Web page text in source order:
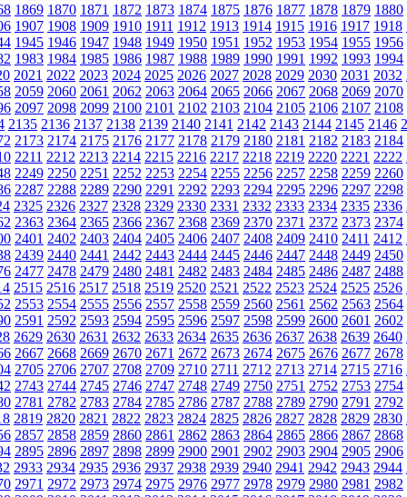
1869 1870 1871 1872 1873 1874 1875 1876 1877 1878 1879 1880
1907 1908 1909 1910 1911 1912 1913 1914 1915 1916 1917 1918
1945 1946 1947 1948 1949 1950 1951 1952 1953 1954 1955 1956
1983 1984 1985 1986 1987 1988 1989 1990 1991 1992 1993 1994
2021 2022 2023 2024 2025 2026 2027 2028 2029 2030 2031 2032
2059 2060 2061 2062 2063 2064 2065 2066 2067 2068 2069 2070
2097 2098 2099 2100 2101 2102 2103 2104 2105 2106 2107 2108
2135 2136 2137 2138 2139 2140 2141 2142 2143 2144 2145 2146
2173 2174 2175 2176 2177 2178 2179 2180 2181 2182 2183 2184
2211 2212 2213 2214 2215 2216 2217 2218 2219 2220 2221 2222
2249 2250 2251 2252 2253 2254 2255 2256 2257 2258 2259 2260
2287 2288 2289 2290 2291 2292 2293 2294 2295 2296 2297 2298
2325 2326 2327 2328 2329 2330 2331 2332 2333 2334 2335 2336
2363 2364 2365 2366 2367 2368 2369 2370 2371 2372 2373 2374
2401 2402 2403 2404 2405 2406 2407 2408 2409 2410 2411 2412
2439 2440 2441 2442 2443 2444 2445 2446 2447 2448 2449 2450
2477 2478 2479 2480 2481 2482 2483 2484 2485 2486 2487 2488
2515 2516 2517 2518 2519 2520 2521 2522 2523 2524 2525 2526
2553 2554 2555 2556 2557 2558 2559 2560 2561 2562 2563 2564
2591 2592 2593 2594 2595 2596 2597 2598 2599 2600 2601 2602
2629 2630 2631 2632 2633 2634 2635 2636 2637 2638 2639 2640
2667 2668 2669 2670 2671 2672 2673 2674 2675 2676 2677 2678
2705 2706 2707 2708 2709 2710 2711 2712 2713 2714 2715 2716
2743 2744 2745 2746 2747 2748 2749 2750 2751 2752 2753 2754
2781 2782 2783 2784 2785 2786 2787 2788 2789 2790 2791 2792
2819 2820 2821 2822 2823 2824 2825 2826 2827 2828 2829 2830
2857 2858 2859 2860 2861 2862 2863 2864 2865 2866 2867 2868
2895 2896 2897 2898 2899 2900 2901 2902 2903 2904 2905 2906
2933 2934 2935 2936 2937 2938 2939 2940 2941 2942 2943 2944
2971 2972 2973 2974 2975 2976 2977 2978 2979 2980 2981 2982